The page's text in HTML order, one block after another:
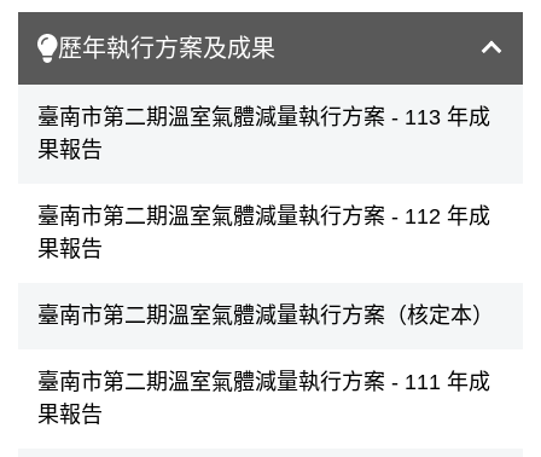
歷年執行方案及成果
臺南市第二期溫室氣體減量執行方案 - 113 年成
果報告
臺南市第二期溫室氣體減量執行方案 - 112 年成
果報告
臺南市第二期溫室氣體減量執行方案（核定本）
臺南市第二期溫室氣體減量執行方案 - 111 年成
果報告